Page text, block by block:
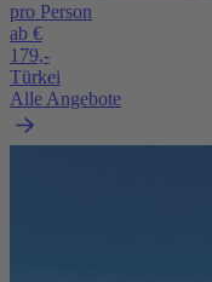
pro Person
ab €
179,-
Türkei
Alle Angebote